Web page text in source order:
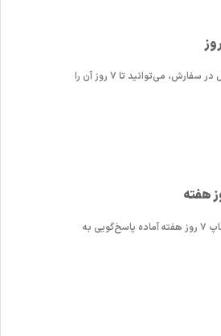
در صورت وجود مشکل در سفارش، می‌توانید تا ۷ روز آن را
کارشناس‌های اسنپ‌شاپ ۷ روز هفته آماده پاسخ‌گویی به